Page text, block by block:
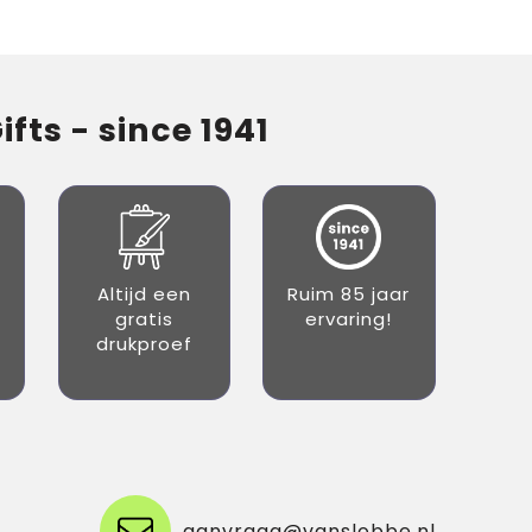
- since 1941
Altijd een
gratis
drukproef
Ruim 85 jaar
ervaring!